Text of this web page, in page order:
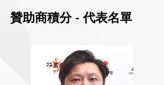
贊助商積分 - 代表名單